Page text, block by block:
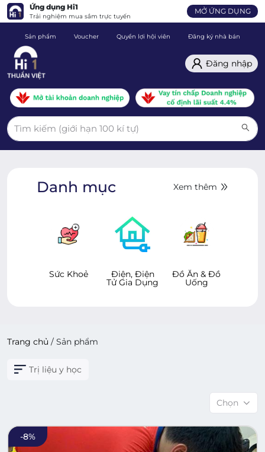
Ứng dụng Hi1
Trải nghiệm mua sắm trực tuyến
MỞ ỨNG DỤNG
Sản phẩm Voucher Quyền lợi hội viên Đăng ký nhà bán
Đăng nhập
Danh mục Xem thêm
Sức Khoẻ Điện, Điện
Tử Gia Dụng
Đồ Ăn & Đồ
Uống
Trang chủ / Sản phẩm
Trị liệu y học
Chọn
-8%